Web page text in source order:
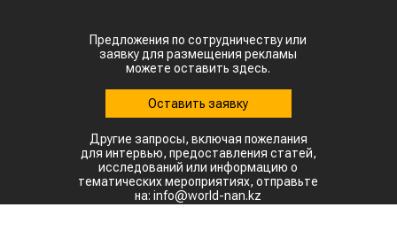
Предложения по сотрудничеству или
заявку для размещения рекламы
можете оставить здесь.
Оставить заявку
Другие запросы, включая пожелания
для интервью, предоставления статей,
исследований или информацию о
тематических мероприятиях, отправьте
на: info@world-nan.kz